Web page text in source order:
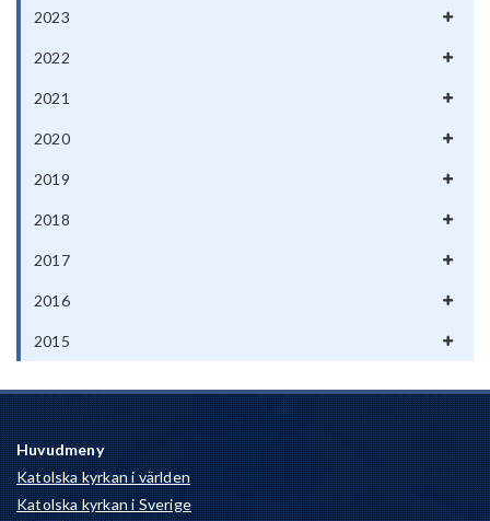
2023
2022
2021
2020
2019
2018
2017
2016
2015
Huvudmeny
Katolska kyrkan i världen
Katolska kyrkan i Sverige